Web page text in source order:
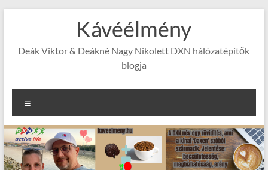
Kávéélmény
Deák Viktor & Deákné Nagy Nikolett DXN hálózatépítők
blogja